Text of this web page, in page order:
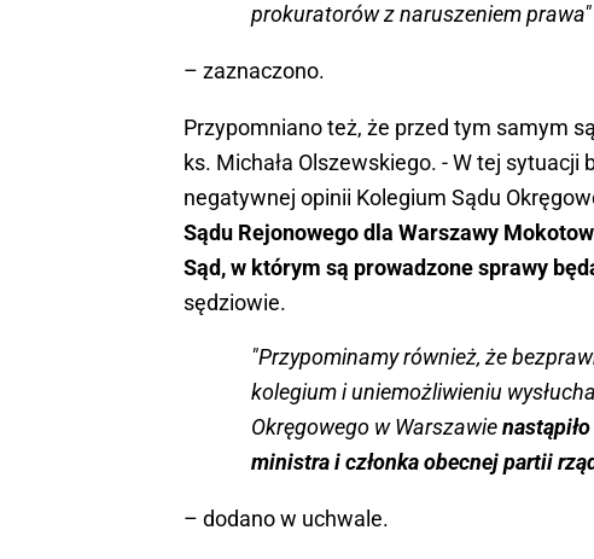
prokuratorów z naruszeniem prawa"
– zaznaczono.
Przypomniano też, że przed tym samym
ks. Michała Olszewskiego. - W tej
negatywnej opinii Kolegium Sądu
Sądu Rejonowego dla Warszawy
Sąd, w którym są prowadzone sprawy
sędziowie.
"Przypominamy również, że
kolegium i uniemożliwieniu
Okręgowego w Warszawie
ministra i członka obecnej partii
– dodano w uchwale.